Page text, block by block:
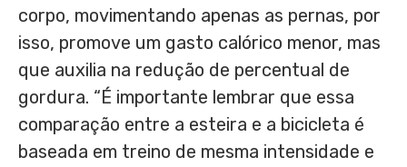
corpo, movimentando apenas as pernas, por
isso, promove um gasto calórico menor, mas
que auxilia na redução de percentual de
gordura. “É importante lembrar que essa
comparação entre a esteira e a bicicleta é
baseada em treino de mesma intensidade e